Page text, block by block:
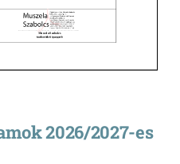
2026/2027-es